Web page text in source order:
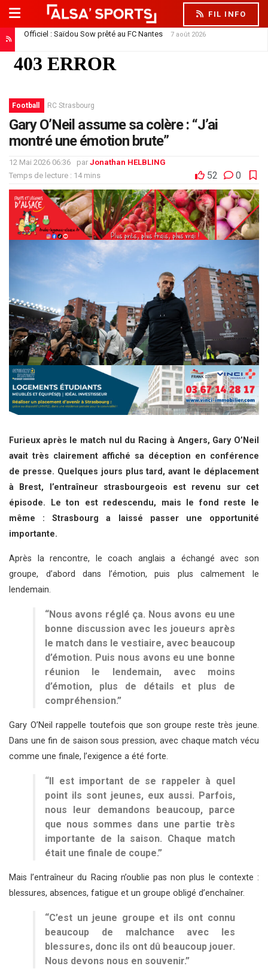
FIL INFO
Oliveira rassure les supporters et interpelle ses dirigeants
Officiel : Saïdou Sow prêté au FC Nantes
Football RC Strasbourg
Gary O’Neil assume sa colère : “J’ai
montré une émotion brute”
12 Mai 2026 06:36 par Jonathan HELBLING
Temps de lecture : 14 mins
52 0
Furieux après le match nul du Racing à Angers, Gary O’Neil
avait très clairement affiché sa déception en conférence
de presse. Quelques jours plus tard, avant le déplacement
à Brest, l’entraîneur strasbourgeois est revenu sur cet
épisode. Le ton est redescendu, mais le fond reste le
même : Strasbourg a laissé passer une opportunité
importante.
Après la rencontre, le coach anglais a échangé avec son
groupe, d’abord dans l’émotion, puis plus calmement le
lendemain.
“Nous avons réglé ça. Nous avons eu une
bonne discussion avec les joueurs après
le match dans le vestiaire, avec beaucoup
d’émotion. Puis nous avons eu une bonne
réunion le lendemain, avec moins
d’émotion, plus de détails et plus de
compréhension.”
Gary O’Neil rappelle toutefois que son groupe reste très jeune.
Dans une fin de saison sous pression, avec chaque match vécu
comme une finale, l’exigence a été forte.
“Il est important de se rappeler à quel
point ils sont jeunes, eux aussi. Parfois,
nous leur demandons beaucoup, parce
que nous sommes dans une partie très
importante de la saison. Chaque match
était une finale de coupe.”
Mais l’entraîneur du Racing n’oublie pas non plus le contexte :
blessures, absences, fatigue et un groupe obligé d’enchaîner.
“C’est un jeune groupe et ils ont connu
beaucoup de malchance avec les
blessures, donc ils ont dû beaucoup jouer.
Nous devons nous en souvenir.”